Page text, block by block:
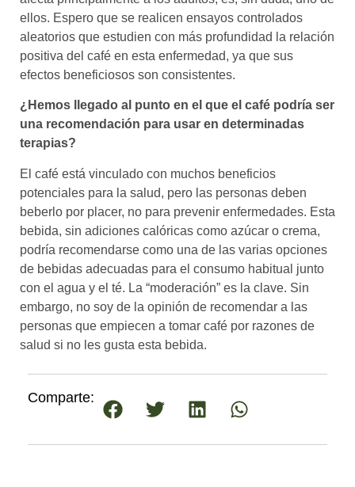
ellos. Espero que se realicen ensayos controlados
aleatorios que estudien con más profundidad la relación
positiva del café en esta enfermedad, ya que sus
efectos beneficiosos son consistentes.
¿Hemos llegado al punto en el que el café podría ser
una recomendación para usar en determinadas
terapias?
El café está vinculado con muchos beneficios
potenciales para la salud, pero las personas deben
beberlo por placer, no para prevenir enfermedades. Esta
bebida, sin adiciones calóricas como azúcar o crema,
podría recomendarse como una de las varias opciones
de bebidas adecuadas para el consumo habitual junto
con el agua y el té. La “moderación” es la clave. Sin
embargo, no soy de la opinión de recomendar a las
personas que empiecen a tomar café por razones de
salud si no les gusta esta bebida.
Comparte: